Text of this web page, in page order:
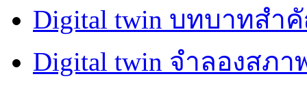
Digital twin บทบาทสำ
Digital twin จำลองสภ